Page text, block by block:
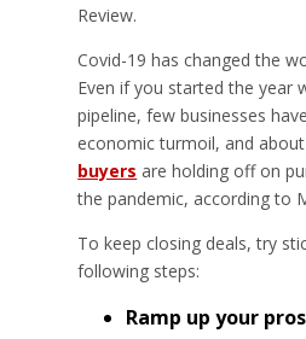
Review.
Covid-19 has changed the
Even if you started the year
pipeline, few businesses
economic turmoil, and
buyers are holding off on
the pandemic, according to
To keep closing deals, try
following steps:
Ramp up your